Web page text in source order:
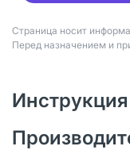
Страница носит
Перед назначением и